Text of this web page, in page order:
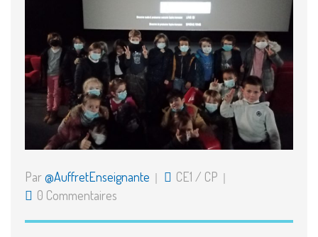
Par@AuffretEnseignante CE1 / CP
0 Commentaires